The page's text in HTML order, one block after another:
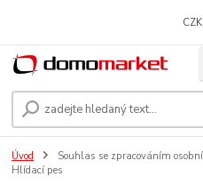
Úvod
Souhlas se zpracováním
Hlídací pes